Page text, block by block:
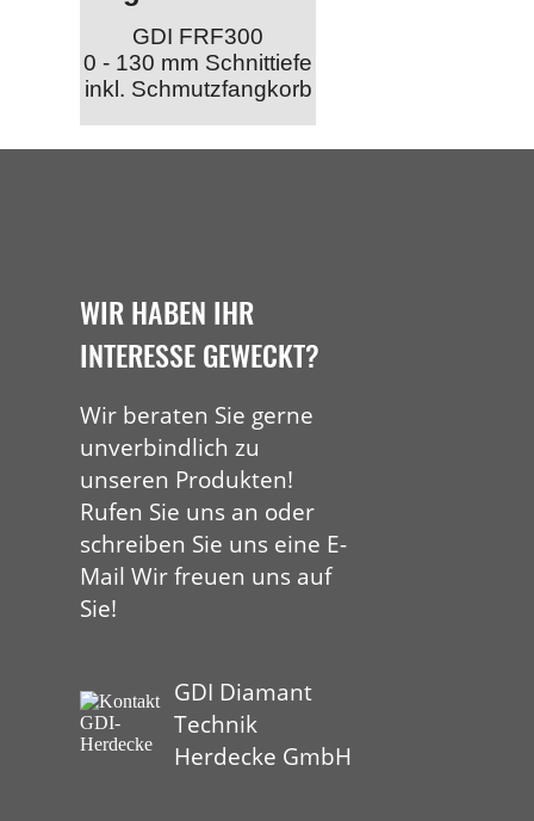
GDI FRF300
0 - 130 mm Schnittiefe
inkl. Schmutzfangkorb
WIR HABEN IHR
INTERESSE GEWECKT?
Wir beraten Sie gerne
unverbindlich zu
unseren Produkten!
Rufen Sie uns an oder
schreiben Sie uns eine E-
Mail Wir freuen uns auf
Sie!
GDI Diamant
Technik
Herdecke GmbH